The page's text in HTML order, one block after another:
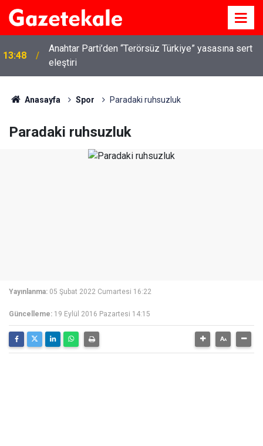
13:48
Anahtar Parti’den “Terörsüz Türkiye” yasasına sert
eleştiri
Anasayfa Spor Paradaki ruhsuzluk
Paradaki ruhsuzluk
Yayınlanma: 05 Şubat 2022 Cumartesi 16:22
Güncelleme: 19 Eylül 2016 Pazartesi 14:15